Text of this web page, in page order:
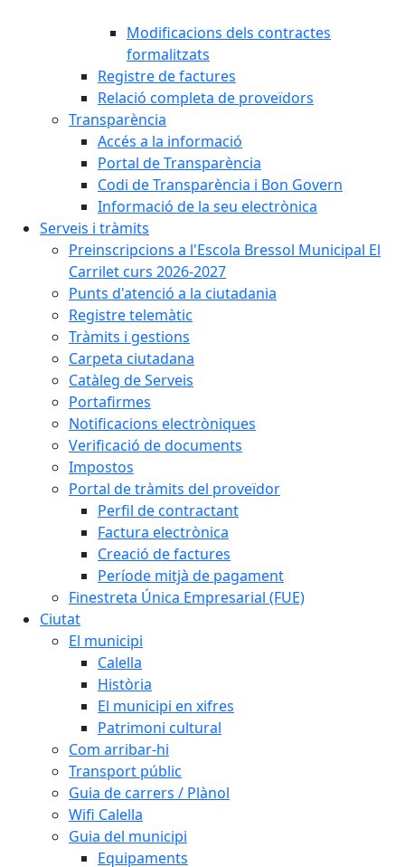
Modificacions dels contractes
formalitzats
Registre de factures
Relació completa de proveïdors
Transparència
Accés a la informació
Portal de Transparència
Codi de Transparència i Bon Govern
Informació de la seu electrònica
Serveis i tràmits
Preinscripcions a l'Escola Bressol Municipal El
Carrilet curs 2026-2027
Punts d'atenció a la ciutadania
Registre telemàtic
Tràmits i gestions
Carpeta ciutadana
Catàleg de Serveis
Portafirmes
Notificacions electròniques
Verificació de documents
Impostos
Portal de tràmits del proveïdor
Perfil de contractant
Factura electrònica
Creació de factures
Període mitjà de pagament
Finestreta Única Empresarial (FUE)
Ciutat
El municipi
Calella
Història
El municipi en xifres
Patrimoni cultural
Com arribar-hi
Transport públic
Guia de carrers / Plànol
Wifi Calella
Guia del municipi
Equipaments